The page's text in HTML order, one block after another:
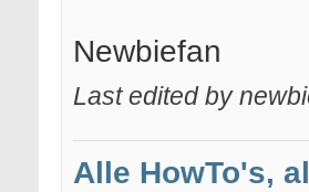
Newbiefan
Last edited by
Alle HowTo's,